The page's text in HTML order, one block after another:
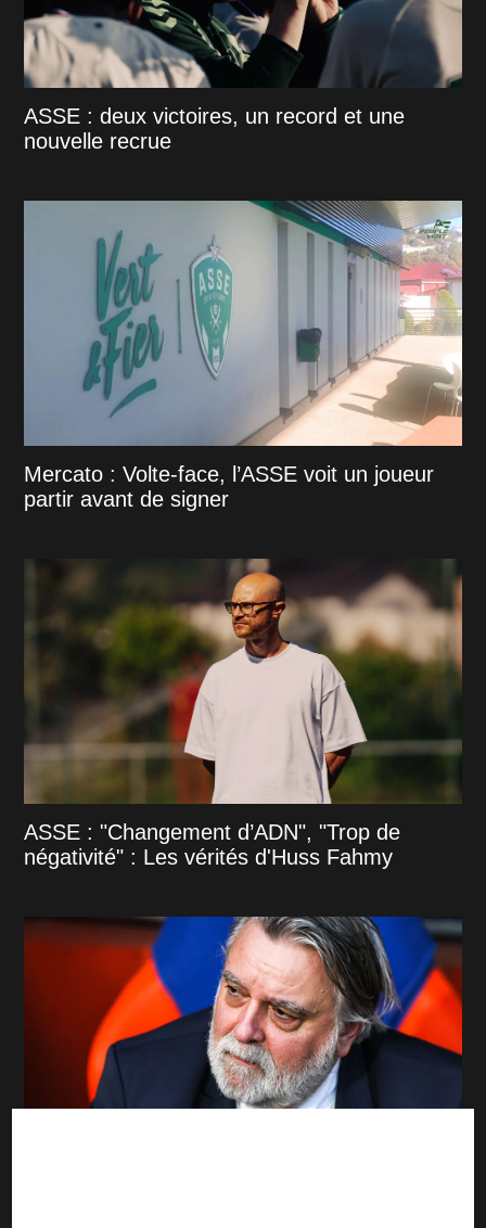
ASSE : deux victoires, un record et une
nouvelle recrue
Mercato : Volte-face, l’ASSE voit un joueur
partir avant de signer
ASSE : "Changement d’ADN", "Trop de
négativité" : Les vérités d'Huss Fahmy